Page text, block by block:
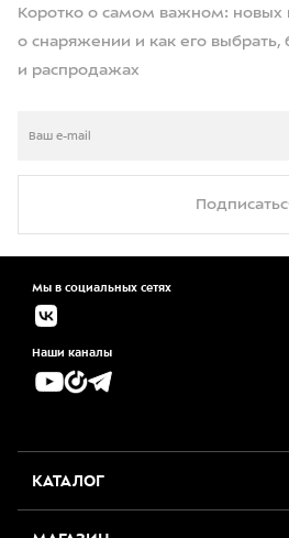
Коротко о самом важном: новых
о снаряжении и как его
и распродажах
Мы в социальных сетях
Наши каналы
КАТАЛОГ